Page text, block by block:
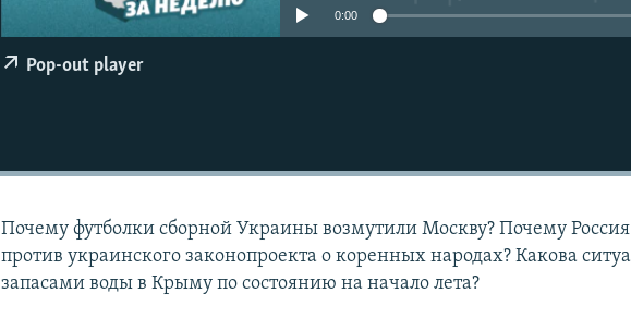
0:00
Pop-out player
Почему футболки сборной Украины возмутили Москву? Почему Россия
против украинского законопроекта о коренных народах? Какова
запасами воды в Крыму по состоянию на начало лета?